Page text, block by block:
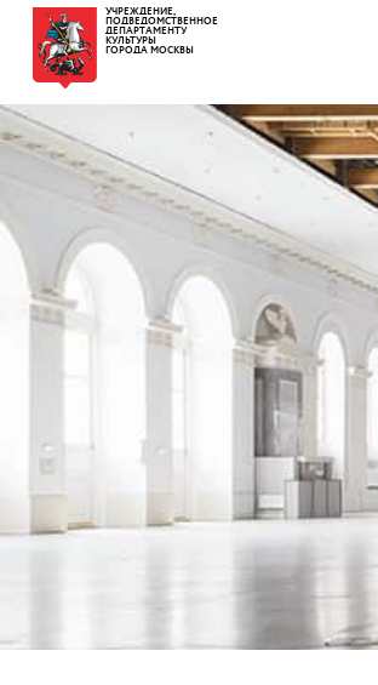
УЧРЕЖДЕНИЕ,
ПОДВЕДОМСТВЕННОЕ
ДЕПАРТАМЕНТУ
КУЛЬТУРЫ
ГОРОДА МОСКВЫ